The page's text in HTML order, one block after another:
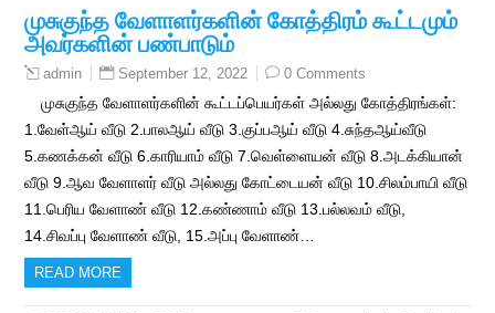
முசுகுந்த வேளாளர்களின் கோத்திரம் கூட்டமும்
அவர்களின் பண்பாடும்
admin September 12, 2022 0 Comments
முசுகுந்த வேளாளர்களின் கூட்டப்பெயர்கள் அல்லது கோத்திரங்கள்:
1.வேள்ஆய் வீடு 2.பாலஆய் வீடு 3.குப்பஆய் வீடு 4.சுந்தஆய்வீடு
5.கணக்கன் வீடு 6.காரியாம் வீடு 7.வெள்ளையன் வீடு 8.அடக்கியான்
வீடு 9.ஆவ வேளாளர் வீடு அல்லது கோட்டையன் வீடு 10.சிலம்பாயி வீடு
11.பெரிய வேளாண் வீடு 12.கண்ணாம் வீடு 13.பல்லவம் வீடு,
14.சிவப்பு வேளாண் வீடு, 15.அப்பு வேளாண்…
READ MORE